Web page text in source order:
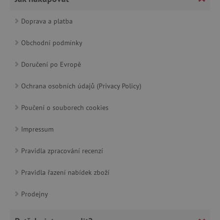
Doprava a platba
Obchodní podmínky
Doručení po Evropě
Ochrana osobních údajů (Privacy Policy)
Poučení o souborech cookies
Impressum
Pravidla zpracování recenzí
Pravidla řazení nabídek zboží
Prodejny